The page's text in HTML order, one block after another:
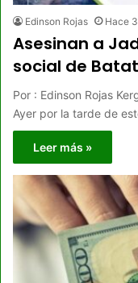
Edinson Rojas Hace
Asesinan a
social de
Por : Edinson Rojas
Ayer por la tarde de
Leer más »